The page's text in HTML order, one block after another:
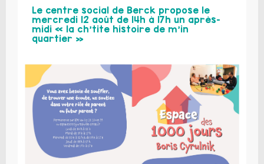
Le centre social de Berck propose le
mercredi 12 août de 14h à 17h un après-
midi « la ch’tite histoire de m’in
quartier »